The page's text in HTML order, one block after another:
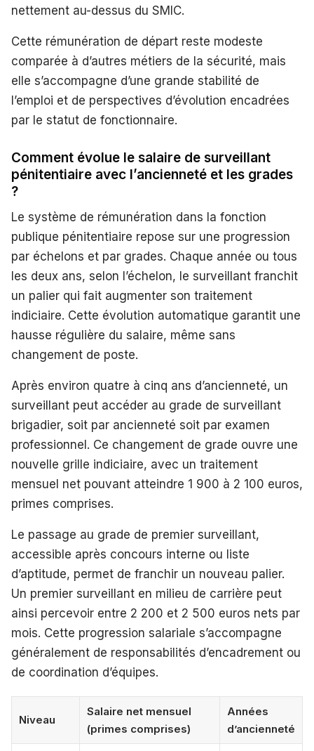
nettement au-dessus du SMIC.
Cette rémunération de départ reste modeste
comparée à d’autres métiers de la sécurité, mais
elle s’accompagne d’une grande stabilité de
l’emploi et de perspectives d’évolution encadrées
par le statut de fonctionnaire.
Comment évolue le salaire de surveillant
pénitentiaire avec l’ancienneté et les grades
?
Le système de rémunération dans la fonction
publique pénitentiaire repose sur une progression
par échelons et par grades. Chaque année ou tous
les deux ans, selon l’échelon, le surveillant franchit
un palier qui fait augmenter son traitement
indiciaire. Cette évolution automatique garantit une
hausse régulière du salaire, même sans
changement de poste.
Après environ quatre à cinq ans d’ancienneté, un
surveillant peut accéder au grade de surveillant
brigadier, soit par ancienneté soit par examen
professionnel. Ce changement de grade ouvre une
nouvelle grille indiciaire, avec un traitement
mensuel net pouvant atteindre 1 900 à 2 100 euros,
primes comprises.
Le passage au grade de premier surveillant,
accessible après concours interne ou liste
d’aptitude, permet de franchir un nouveau palier.
Un premier surveillant en milieu de carrière peut
ainsi percevoir entre 2 200 et 2 500 euros nets par
mois. Cette progression salariale s’accompagne
généralement de responsabilités d’encadrement ou
de coordination d’équipes.
Niveau
Salaire net mensuel
(primes comprises)
Années
d’ancienneté